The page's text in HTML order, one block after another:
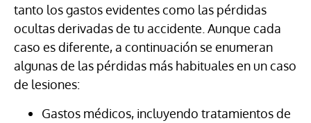
tanto los gastos evidentes como las pérdidas
ocultas derivadas de tu accidente. Aunque cada
caso es diferente, a continuación se enumeran
algunas de las pérdidas más habituales en un caso
de lesiones:
Gastos médicos, incluyendo tratamientos de